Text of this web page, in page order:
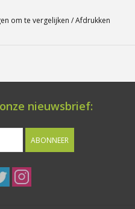
aangebracht.
meegeleverd die aan
zodat ze ook vrij van de
om te vergelijken /Afdrukken
nieuwsbrief:
ABONNEER